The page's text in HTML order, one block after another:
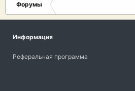
Форумы
Информация
Реферальная программа